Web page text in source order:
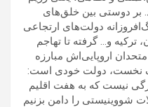
بر دوستی بین خلق‌های
دولت‌های ارتجاعی
ترکیه و… گرفته تا تهاجم
اروپایی‌اش مبارزه
نخست، دولت خودی است:
نیست که به هفت اقلیم
شووینیستی را دامن بزنیم